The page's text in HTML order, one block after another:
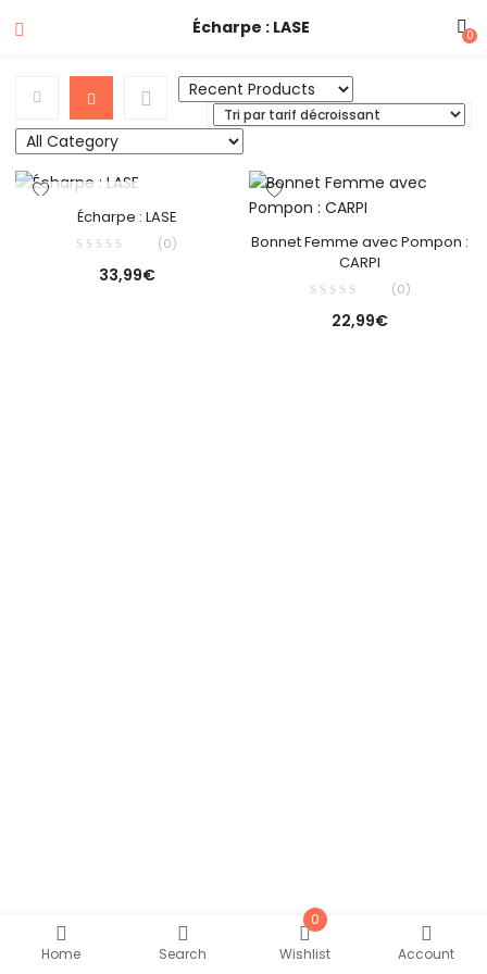
Écharpe : LASE 0
Home Search
0
Wishlist
Account
OUT OF STOCK
Écharpe : LASE
(0)
33,99€
Bonnet Femme avec Pompon :
CARPI
(0)
22,99€